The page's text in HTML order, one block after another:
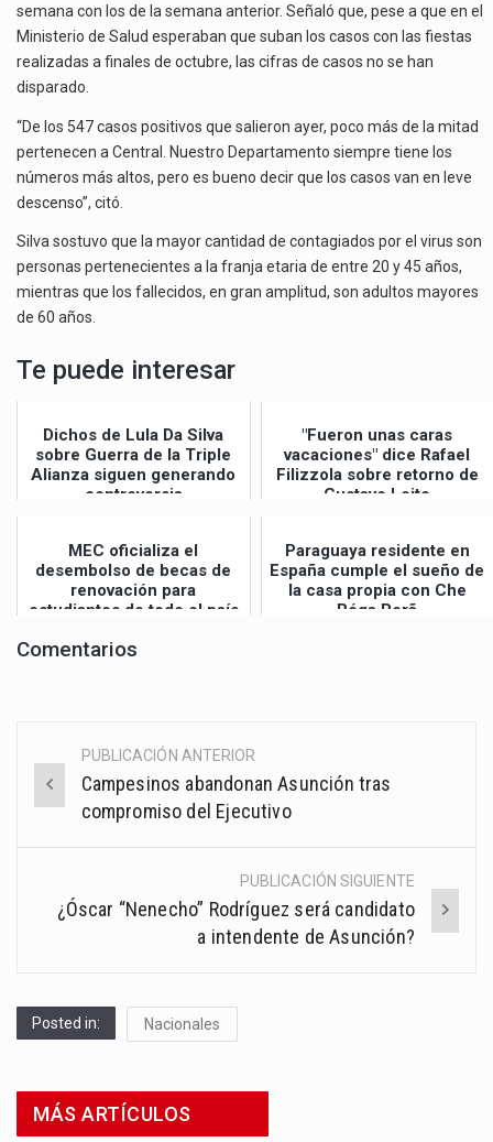
semana con los de la semana anterior. Señaló que, pese a que en el
Ministerio de Salud esperaban que suban los casos con las fiestas
realizadas a finales de octubre, las cifras de casos no se han
disparado.
“De los 547 casos positivos que salieron ayer, poco más de la mitad
pertenecen a Central. Nuestro Departamento siempre tiene los
números más altos, pero es bueno decir que los casos van en leve
descenso”, citó.
Silva sostuvo que la mayor cantidad de contagiados por el virus son
personas pertenecientes a la franja etaria de entre 20 y 45 años,
mientras que los fallecidos, en gran amplitud, son adultos mayores
de 60 años.
Te puede interesar
Dichos de Lula Da Silva
sobre Guerra de la Triple
Alianza siguen generando
controversia
"Fueron unas caras
vacaciones" dice Rafael
Filizzola sobre retorno de
Gustavo Leite
MEC oficializa el
desembolso de becas de
renovación para
estudiantes de todo el país
Paraguaya residente en
España cumple el sueño de
la casa propia con Che
Róga Porã
Comentarios
Post
navigation
PUBLICACIÓN ANTERIOR
Campesinos abandonan Asunción tras
compromiso del Ejecutivo
PUBLICACIÓN SIGUIENTE
¿Óscar “Nenecho” Rodríguez será candidato
a intendente de Asunción?
Posted in: Nacionales
MÁS ARTÍCULOS